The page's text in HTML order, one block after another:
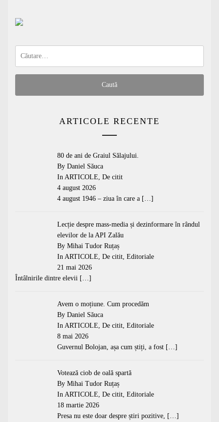
ARTICOLE RECENTE
80 de ani de Graiul Sălajului.
By Daniel Săuca
In ARTICOLE, De citit
4 august 2026
4 august 1946 – ziua în care a […]
Lecție despre mass-media și dezinformare în rândul
elevilor de la API Zalău
By Mihai Tudor Ruțaș
In ARTICOLE, De citit, Editoriale
21 mai 2026
Întâlnirile dintre elevii […]
Avem o moțiune. Cum procedăm
By Daniel Săuca
In ARTICOLE, De citit, Editoriale
8 mai 2026
Guvernul Bolojan, așa cum știți, a fost […]
Votează ciob de oală spartă
By Mihai Tudor Ruțaș
In ARTICOLE, De citit, Editoriale
18 martie 2026
Presa nu este doar despre știri pozitive, […]